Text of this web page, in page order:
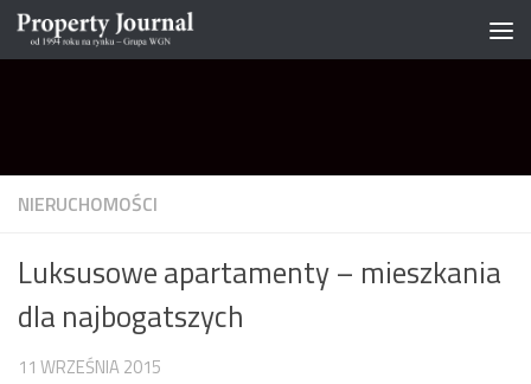
Skip to content
NIERUCHOMOŚCI
Luksusowe apartamenty – mieszkania
dla najbogatszych
11 WRZEŚNIA 2015